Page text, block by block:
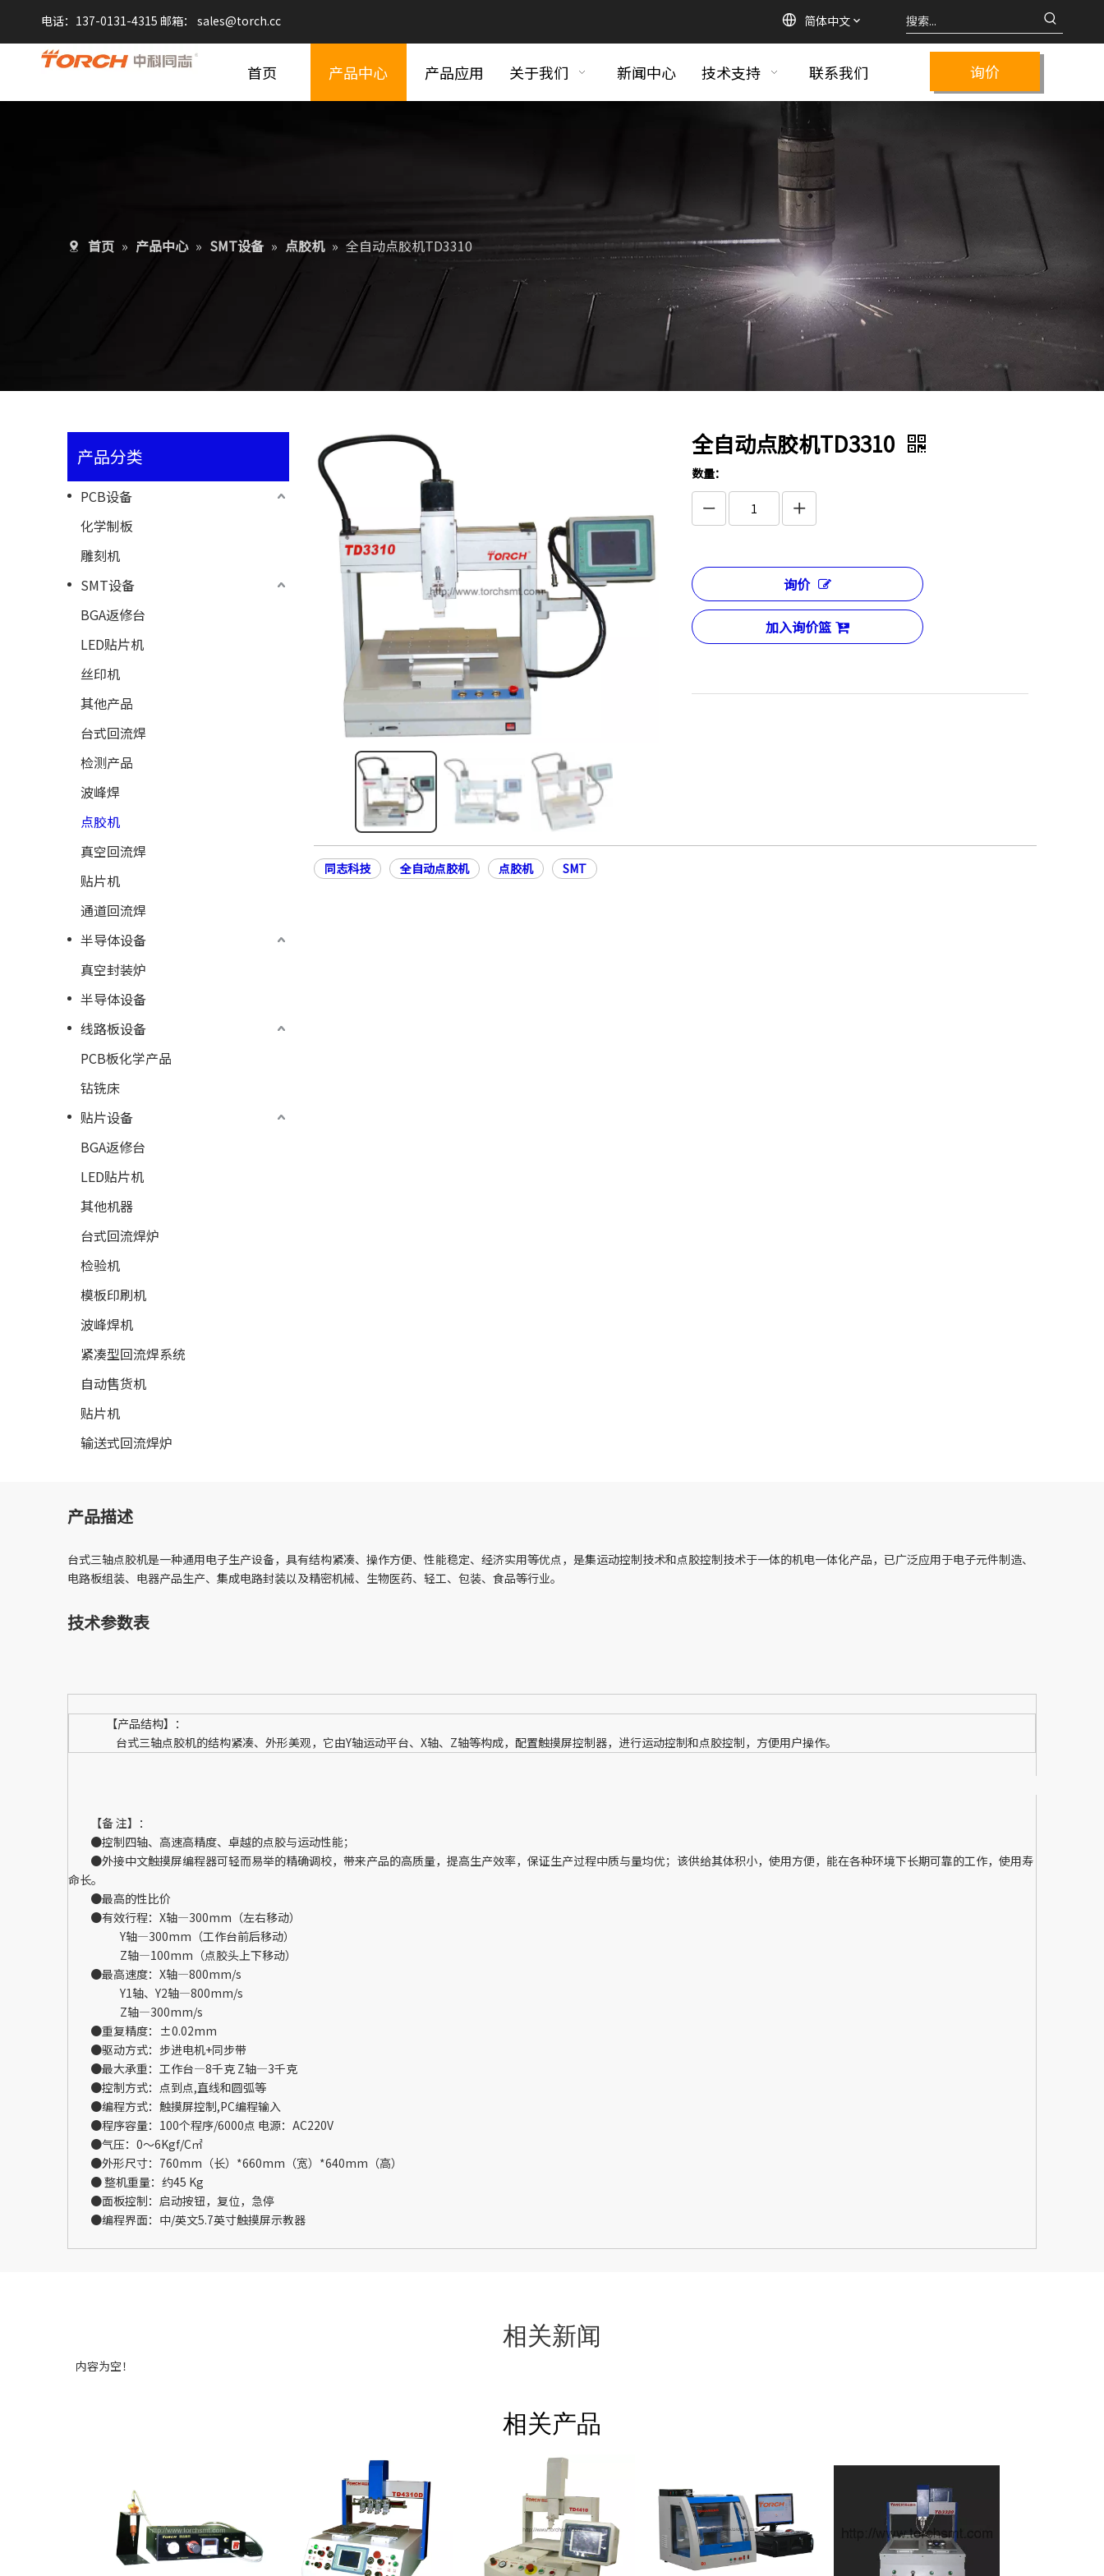
电话：137-0131-4315 邮箱： sales@torch.cc 简体中文
首页 产品中心 产品应用 关于我们 新闻中心 技术支持 联系我们 询价
首页 » 产品中心 » SMT设备 » 点胶机 » 全自动点胶机TD3310
产品分类
PCB设备
化学制板
雕刻机
SMT设备
BGA返修台
LED贴片机
丝印机
其他产品
台式回流焊
检测产品
波峰焊
点胶机
真空回流焊
贴片机
通道回流焊
半导体设备
真空封装炉
半导体设备
线路板设备
PCB板化学产品
钻铣床
贴片设备
BGA返修台
LED贴片机
其他机器
台式回流焊炉
检验机
模板印刷机
波峰焊机
紧凑型回流焊系统
自动售货机
贴片机
输送式回流焊炉
全自动点胶机TD3310
数量：
询价
加入询价篮
同志科技 全自动点胶机 点胶机 SMT
产品描述
台式三轴点胶机是一种通用电子生产设备，具有结构紧凑、操作方便、性能稳定、经济实用等优点，是集运动控制技术和点胶控制技术于一体的机电一体化产品，已广泛应用于电子元件制造、
电路板组装、电器产品生产、集成电路封装以及精密机械、生物医药、轻工、包装、食品等行业。
技术参数表
【产品结构】：
台式三轴点胶机的结构紧凑、外形美观，它由Y轴运动平台、X轴、Z轴等构成，配置触摸屏控制器，进行运动控制和点胶控制，方便用户操作。
【备 注】：
●控制四轴、高速高精度、卓越的点胶与运动性能；
●外接中文触摸屏编程器可轻而易举的精确调校，带来产品的高质量，提高生产效率，保证生产过程中质与量均优；该供给其体积小，使用方便，能在各种环境下长期可靠的工作，使用寿
命长。
●最高的性比价
●有效行程：X轴—300mm（左右移动）
Y轴—300mm（工作台前后移动）
Z轴—100mm（点胶头上下移动）
●最高速度：X轴—800mm/s
Y1轴、Y2轴—800mm/s
Z轴—300mm/s
●重复精度：±0.02mm
●驱动方式：步进电机+同步带
●最大承重：工作台—8千克 Z轴—3千克
●控制方式：点到点,直线和圆弧等
●编程方式：触摸屏控制,PC编程输入
●程序容量：100个程序/6000点 电源：AC220V
●气压：0～6Kgf/C㎡
●外形尺寸：760mm（长）*660mm（宽）*640mm（高）
● 整机重量：约45 Kg
●面板控制：启动按钮，复位，急停
●编程界面：中/英文5.7英寸触摸屏示教器
相关新闻
内容为空！
相关产品